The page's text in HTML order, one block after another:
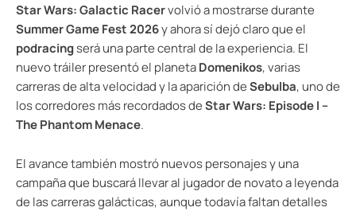
Star Wars: Galactic Racervolvió a mostrarse durante
Summer Game Fest 2026y ahora sí dejó claro que el
podracingserá una parte central de la experiencia. El
nuevo tráiler presentó el planetaDomenikos, varias
carreras de alta velocidad y la aparición deSebulba, uno de
los corredores más recordados deStar Wars: Episode I –
The Phantom Menace.
El avance también mostró nuevos personajes y una
campaña que buscará llevar al jugador de novato a leyenda
de las carreras galácticas, aunque todavía faltan detalles